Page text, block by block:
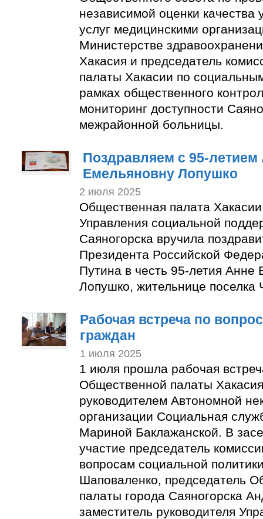
независимой оценки качества
услуг медицинскими
Министерстве
Хакасия и председатель
палаты Хакасии по
рамках общественного
мониторинг доступности
межрайонной больницы.
Поздравляем с 95-летием
Емельяновну Лопушко
2 июля 2025
Общественная палата
Управления социальной
Саяногорска вручила
Президента Российской
Путина в честь 95-летия Анне
Лопушко, жительнице поселка
Рабочая встреча по
граждан
1 июля 2025
1 июля прошла рабочая
Общественной палаты
руководителем Автономной
организации Социальная
Мариной Баклажанской. В
участие председатель
вопросам социальной
Шаповаленко, председатель
палаты города Саяногорска
заместитель руководителя